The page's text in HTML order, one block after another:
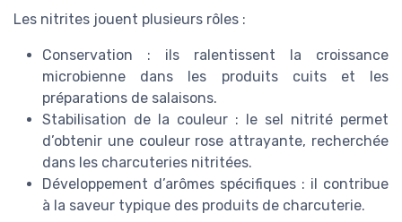
Les nitrites jouent plusieurs rôles :
Conservation : ils ralentissent la croissance
microbienne dans les produits cuits et les
préparations de salaisons.
Stabilisation de la couleur : le sel nitrité permet
d’obtenir une couleur rose attrayante, recherchée
dans les charcuteries nitritées.
Développement d’arômes spécifiques : il contribue
à la saveur typique des produits de charcuterie.